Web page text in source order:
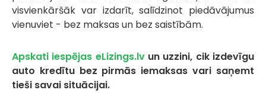
visvienkāršāk var izdarīt, salīdzinot piedāvājumus
vienuviet - bez maksas un bez saistībām.
Apskati iespējas eLizings.lvun uzzini, cik izdevīgu
auto kredītu bez pirmās iemaksas vari saņemt
tieši savai situācijai.